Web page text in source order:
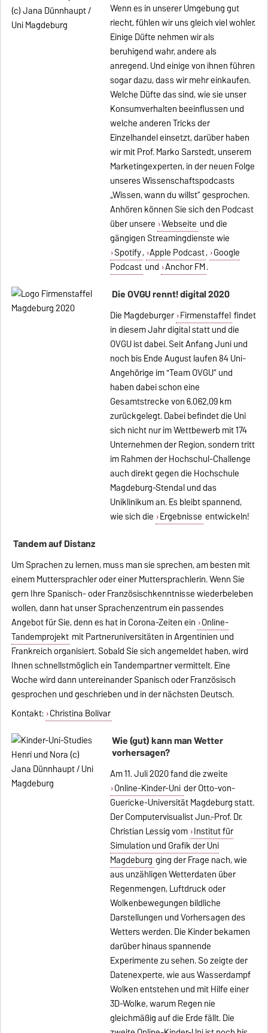
Wenn es in unserer Umgebung gut
riecht, fühlen wir uns gleich viel wohler.
Einige Düfte nehmen wir als
beruhigend wahr, andere als
anregend. Und einige von ihnen führen
sogar dazu, dass wir mehr einkaufen.
Welche Düfte das sind, wie sie unser
Konsumverhalten beeinflussen und
welche anderen Tricks der
Einzelhandel einsetzt, darüber haben
wir mit Prof. Marko Sarstedt, unserem
Marketingexperten, in der neuen Folge
unseres Wissenschaftspodcasts
„Wissen, wann du willst“ gesprochen.
Anhören können Sie sich den Podcast
über unsere Webseite und die
gängigen Streamingdienste wie
Spotify, Apple Podcast, Google
Podcast und Anchor FM.
Die OVGU rennt! digital 2020
Die Magdeburger Firmenstaffel findet
in diesem Jahr digital statt und die
OVGU ist dabei. Seit Anfang Juni und
noch bis Ende August laufen 84 Uni-
Angehörige im "Team OVGU“ und
haben dabei schon eine
Gesamtstrecke von 6.062,09 km
zurückgelegt. Dabei befindet die Uni
sich nicht nur im Wettbewerb mit 174
Unternehmen der Region, sondern tritt
im Rahmen der Hochschul-Challenge
auch direkt gegen die Hochschule
Magdeburg-Stendal und das
Uniklinikum an. Es bleibt spannend,
wie sich die Ergebnisse entwickeln!
Tandem auf Distanz
Um Sprachen zu lernen, muss man sie sprechen, am besten mit
einem Muttersprachler oder einer Muttersprachlerin. Wenn Sie
gern Ihre Spanisch- oder Französischkenntnisse wiederbeleben
wollen, dann hat unser Sprachenzentrum ein passendes
Angebot für Sie, denn es hat in Corona-Zeiten ein Online-
Tandemprojekt mit Partneruniversitäten in Argentinien und
Frankreich organisiert. Sobald Sie sich angemeldet haben, wird
Ihnen schnellstmöglich ein Tandempartner vermittelt. Eine
Woche wird dann untereinander Spanisch oder Französisch
gesprochen und geschrieben und in der nächsten Deutsch.
Kontakt: Christina Bolívar
Wie (gut) kann man Wetter
vorhersagen?
Am 11. Juli 2020 fand die zweite
Online-Kinder-Uni der Otto-von-
Guericke-Universität Magdeburg statt.
Der Computervisualist Jun.-Prof. Dr.
Christian Lessig vom Institut für
Simulation und Grafik der Uni
Magdeburg ging der Frage nach, wie
aus unzähligen Wetterdaten über
Regenmengen, Luftdruck oder
Wolkenbewegungen bildliche
Darstellungen und Vorhersagen des
Wetters werden. Die Kinder bekamen
darüber hinaus spannende
Experimente zu sehen. So zeigte der
Datenexperte, wie aus Wasserdampf
Wolken entstehen und mit Hilfe einer
3D-Wolke, warum Regen nie
gleichmäßig auf die Erde fällt. Die